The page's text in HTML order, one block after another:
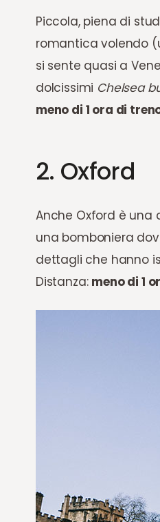
Piccola, piena di
romantica volendo
si sente quasi a
dolcissimi Chelsea
meno di 1 ora di
2. Oxford
Anche Oxford è
una bomboniera
dettagli che hanno
Distanza: meno di 1